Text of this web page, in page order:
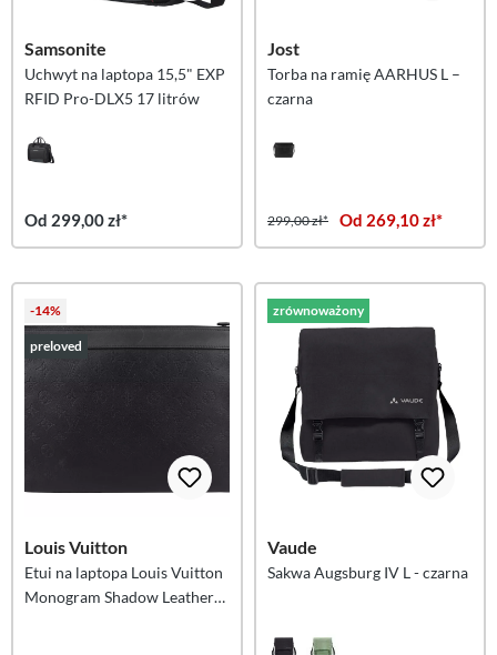
Samsonite
Uchwyt na laptopa 15,5" EXP
RFID Pro-DLX5 17 litrów
Od 299,00 zł*
Jost
Torba na ramię AARHUS L –
czarna
299,00 zł* Od 269,10 zł*
-14%
preloved
Louis Vuitton
Etui na laptopa Louis Vuitton
Monogram Shadow Leather
zrównoważony
Vaude
Sakwa Augsburg IV L - czarna